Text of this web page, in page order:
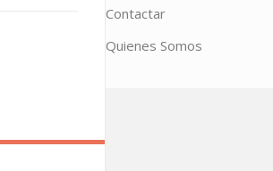
Contactar
Quienes Somos